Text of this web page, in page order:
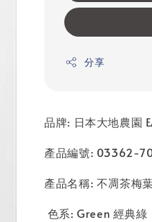
分享
品牌: 日本大地農園
產品編號: 03362-
產品名稱: 不凋茶梅
色系: Green 經典綠